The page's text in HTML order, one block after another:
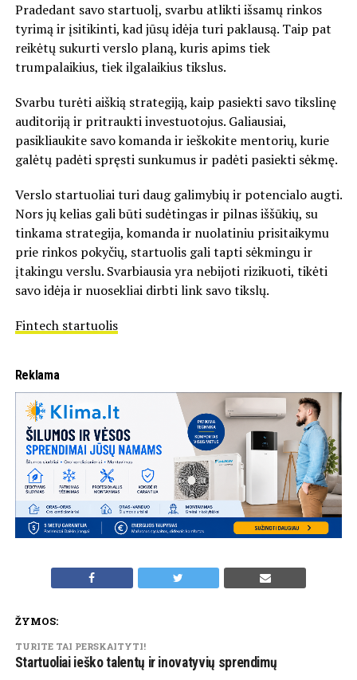
Pradedant savo startuolį, svarbu atlikti išsamų rinkos
tyrimą ir įsitikinti, kad jūsų idėja turi paklausą. Taip pat
reikėtų sukurti verslo planą, kuris apims tiek
trumpalaikius, tiek ilgalaikius tikslus.
Svarbu turėti aiškią strategiją, kaip pasiekti savo tikslinę
auditoriją ir pritraukti investuotojus. Galiausiai,
pasikliaukite savo komanda ir ieškokite mentorių, kurie
galėtų padėti spręsti sunkumus ir padėti pasiekti sėkmę.
Verslo startuoliai turi daug galimybių ir potencialo augti.
Nors jų kelias gali būti sudėtingas ir pilnas iššūkių, su
tinkama strategija, komanda ir nuolatiniu prisitaikymu
prie rinkos pokyčių, startuolis gali tapti sėkmingu ir
įtakingu verslu. Svarbiausia yra nebijoti rizikuoti, tikėti
savo idėja ir nuosekliai dirbti link savo tikslų.
Fintech startuolis
Reklama
ŽYMOS:
TURITE TAI PERSKAITYTI!
Startuoliai ieško talentų ir inovatyvių sprendimų